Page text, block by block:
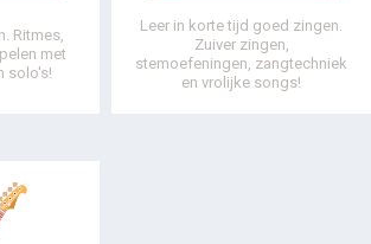
Ritmes,
met
solo's!
Leer in korte tijd goed zingen.
Zuiver zingen,
stemoefeningen, zangtechniek
en vrolijke songs!